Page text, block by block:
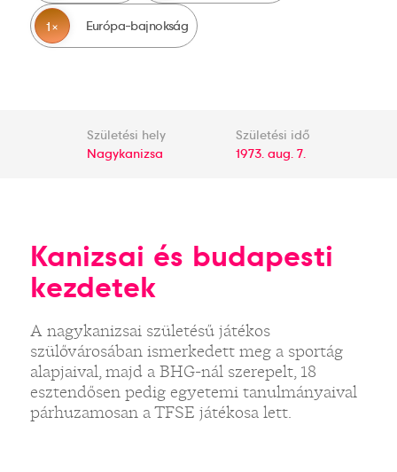
1 Európa-bajnokság
Születési hely
Nagykanizsa
Születési idő
1973. aug. 7.
Kanizsai és budapesti
kezdetek
A nagykanizsai születésű játékos
szülővárosában ismerkedett meg a sportág
alapjaival, majd a BHG-nál szerepelt, 18
esztendősen pedig egyetemi tanulmányaival
párhuzamosan a TFSE játékosa lett.